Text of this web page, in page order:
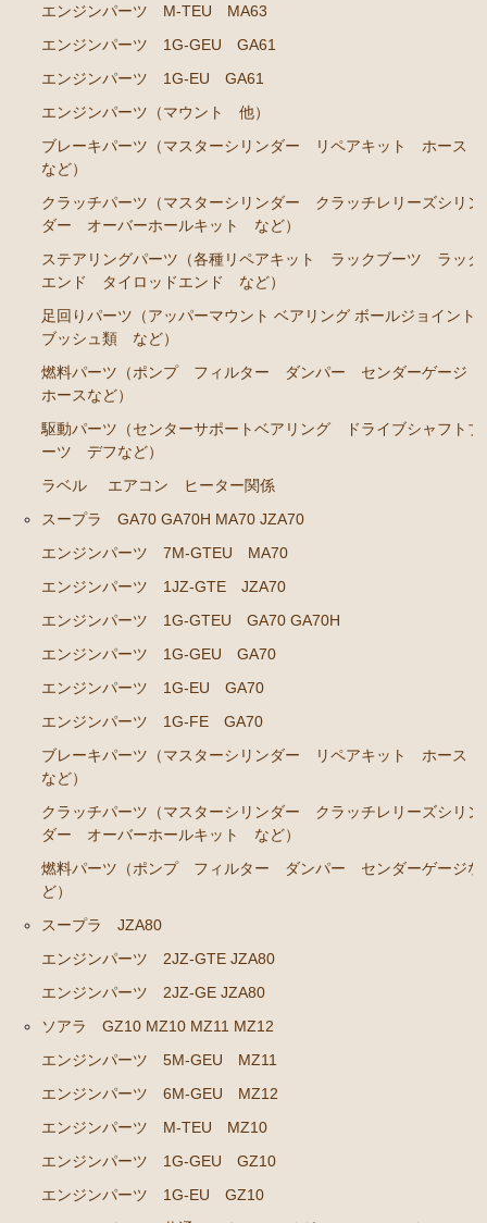
ルジョイント ブッシュ類 など）
燃料パーツ（ポンプ フィルター ダンパー センダ
ーゲージ ホースなど）
駆動パーツ（センターサポートベアリング ドライブ
シャフトブーツ デフなど）
ウエザーストリップ ワイヤー類
エアコン ヒーター関係
ソアラ GZ20 MZ20 MZ21
エンジンパーツ 7M-GTEU MZ20 MZ21
エンジンパーツ 1G-GTEU GZ20
エンジンパーツ 1G-GEU GZ20
エンジンパーツ 1G-EU GZ20
エンジンパーツ 1G-FE GZ20
ブレーキパーツ（マスターシリンダー リペアキッ
ト ホース など）
クラッチパーツ（マスターシリンダー クラッチレリ
ーゲージなど）
エンジンパーツ 2JZ-GE JZZ31
ブレーキパーツ（マスターシリンダー リペアキッ
ト ホース など）
コロナマークⅡ チェイサー MX3# MX4#
エンジンパーツ M-EU
マークⅡ クレスタ チェイサーGX50 51 GX60 61 MX51 6
1 63 RX63
エンジンパーツ 1G-GEU
エンジンパーツ 1G-EU
エンジンパーツ（マウント 他）
エンジンパーツ M-TEU MA63
エンジンパーツ 1G-GEU GA61
エンジンパーツ 1G-EU GA61
エンジンパーツ（マウント 他）
ブレーキパーツ（マスターシリンダー リペアキット ホース
など）
クラッチパーツ（マスターシリンダー クラッチレリーズシリン
ダー オーバーホールキット など）
ステアリングパーツ（各種リペアキット ラックブーツ ラック
エンド タイロッドエンド など）
足回りパーツ（アッパーマウント ベアリング ボールジョイント
ブッシュ類 など）
燃料パーツ（ポンプ フィルター ダンパー センダーゲージ
ホースなど）
駆動パーツ（センターサポートベアリング ドライブシャフトブ
ーツ デフなど）
ラベル
エアコン ヒーター関係
スープラ GA70 GA70H MA70 JZA70
エンジンパーツ 7M-GTEU MA70
エンジンパーツ 1JZ-GTE JZA70
エンジンパーツ 1G-GTEU GA70 GA70H
エンジンパーツ 1G-GEU GA70
エンジンパーツ 1G-EU GA70
エンジンパーツ 1G-FE GA70
ブレーキパーツ（マスターシリンダー リペアキット ホース
など）
クラッチパーツ（マスターシリンダー クラッチレリーズシリン
ダー オーバーホールキット など）
燃料パーツ（ポンプ フィルター ダンパー センダーゲージな
ど）
スープラ JZA80
エンジンパーツ 2JZ-GTE JZA80
エンジンパーツ 2JZ-GE JZA80
ソアラ GZ10 MZ10 MZ11 MZ12
エンジンパーツ 5M-GEU MZ11
エンジンパーツ 6M-GEU MZ12
エンジンパーツ M-TEU MZ10
エンジンパーツ 1G-GEU GZ10
エンジンパーツ 1G-EU GZ10